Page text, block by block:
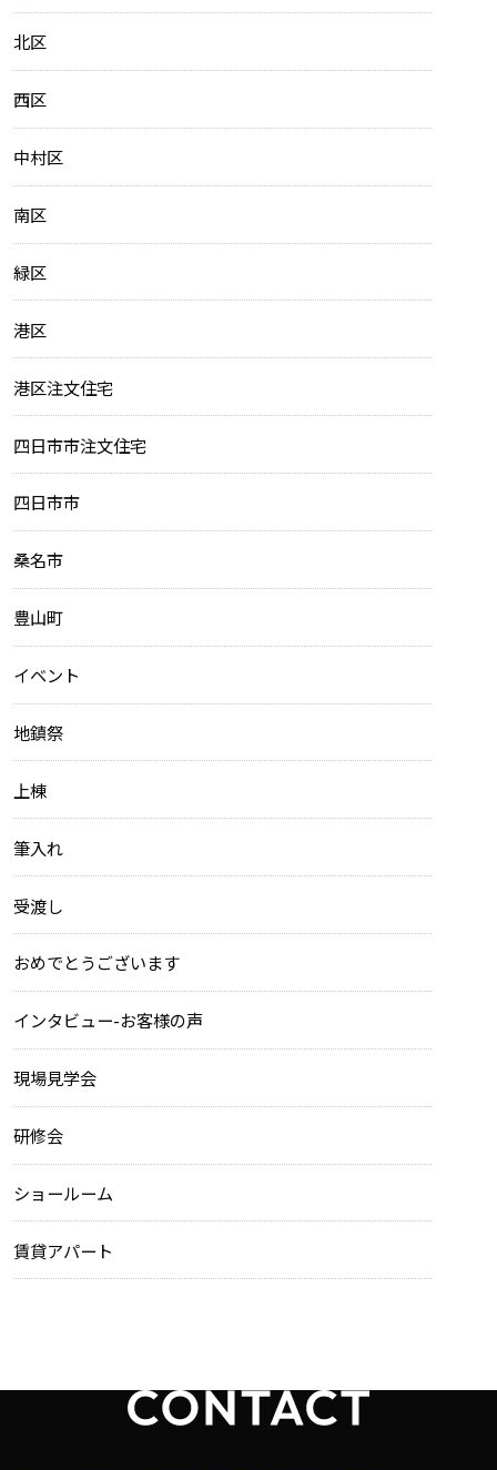
北区
西区
中村区
南区
緑区
港区
港区注文住宅
四日市市注文住宅
四日市市
桑名市
豊山町
イベント
地鎮祭
上棟
筆入れ
受渡し
おめでとうございます
インタビュー-お客様の声
現場見学会
研修会
ショールーム
賃貸アパート